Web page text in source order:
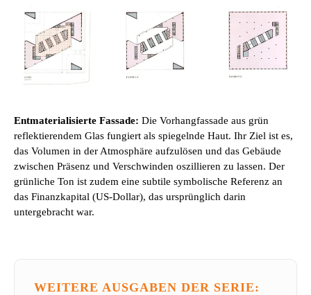
Entmaterialisierte Fassade: Die Vorhangfassade aus grün
reflektierendem Glas fungiert als spiegelnde Haut. Ihr Ziel ist es,
das Volumen in der Atmosphäre aufzulösen und das Gebäude
zwischen Präsenz und Verschwinden oszillieren zu lassen. Der
grünliche Ton ist zudem eine subtile symbolische Referenz an
das Finanzkapital (US-Dollar), das ursprünglich darin
untergebracht war.
WEITERE AUSGABEN DER SERIE: